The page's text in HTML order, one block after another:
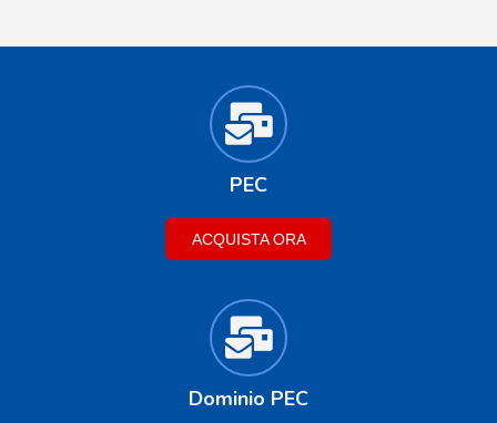
PEC
ACQUISTA ORA
Dominio PEC